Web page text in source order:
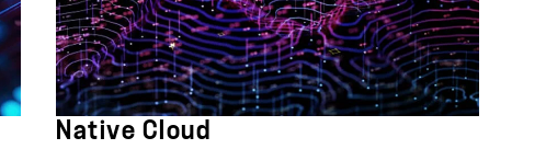
Native Cloud